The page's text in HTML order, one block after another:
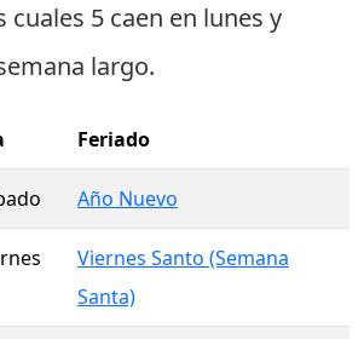
cuales 5 caen en lunes y
largo.
Feriado
Año Nuevo
Viernes Santo (Semana
Santa)